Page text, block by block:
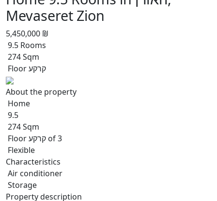
Mevaseret Zion
5,450,000 ₪
9.5 Rooms
274 Sqm
Floor קרקע
About the property
Home
9.5
274 Sqm
Floor קרקע of 3
Flexible
Characteristics
Air conditioner
Storage
Property description